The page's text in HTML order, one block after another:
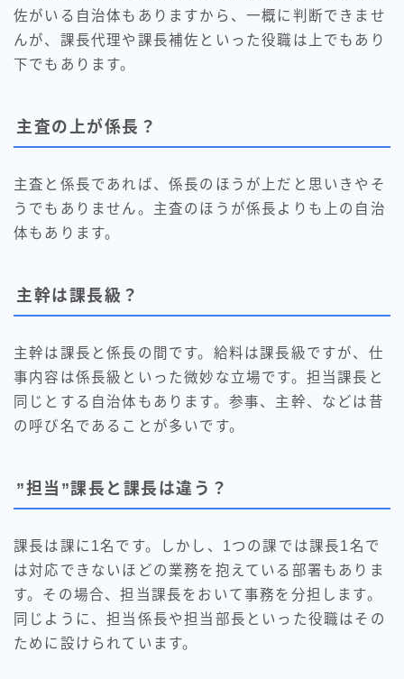
佐がいる自治体もありますから、一概に判断できませ
んが、課長代理や課長補佐といった役職は上でもあり
下でもあります。
主査の上が係長？
主査と係長であれば、係長のほうが上だと思いきやそ
うでもありません。主査のほうが係長よりも上の自治
体もあります。
主幹は課長級？
主幹は課長と係長の間です。給料は課長級ですが、仕
事内容は係長級といった微妙な立場です。担当課長と
同じとする自治体もあります。参事、主幹、などは昔
の呼び名であることが多いです。
”担当”課長と課長は違う？
課長は課に1名です。しかし、1つの課では課長1名で
は対応できないほどの業務を抱えている部署もありま
す。その場合、担当課長をおいて事務を分担します。
同じように、担当係長や担当部長といった役職はその
ために設けられています。